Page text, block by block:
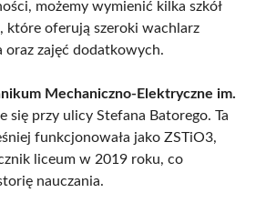
możemy wymienić kilka szkół
które oferują szeroki wachlarz
oraz zajęć dodatkowych.
Mechaniczno-Elektryczne im.
się przy ulicy Stefana Batorego. Ta
funkcjonowała jako ZSTiO3,
liceum w 2019 roku, co
nauczania.